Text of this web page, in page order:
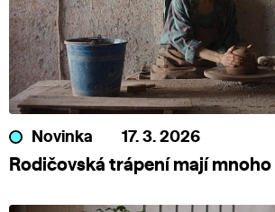
Novinka 17. 3. 2026
Rodičovská trápení mají